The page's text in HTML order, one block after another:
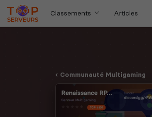
Classements Articles
Communauté Multigaming